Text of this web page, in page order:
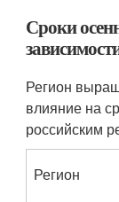
Сроки
Регион
влияние на
российским
Регион